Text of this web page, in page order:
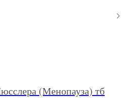
(Менопауза) тб